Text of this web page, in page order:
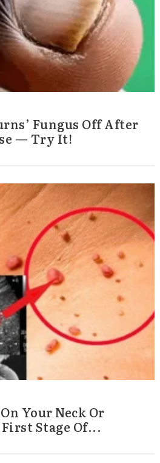
Fungus Off After
— Try It!
Your Neck Or
Stage Of...